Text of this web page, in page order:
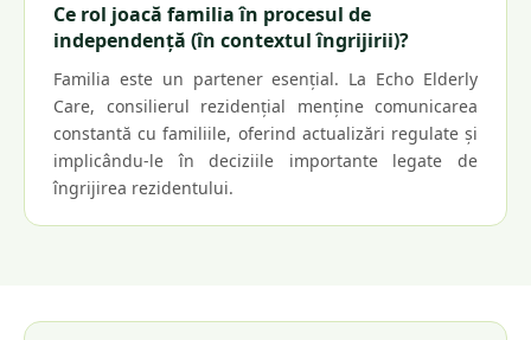
Ce rol joacă familia în procesul de
independență (în contextul îngrijirii)?
Familia este un partener esențial. La Echo Elderly
Care, consilierul rezidențial menține comunicarea
constantă cu familiile, oferind actualizări regulate și
implicându-le în deciziile importante legate de
îngrijirea rezidentului.